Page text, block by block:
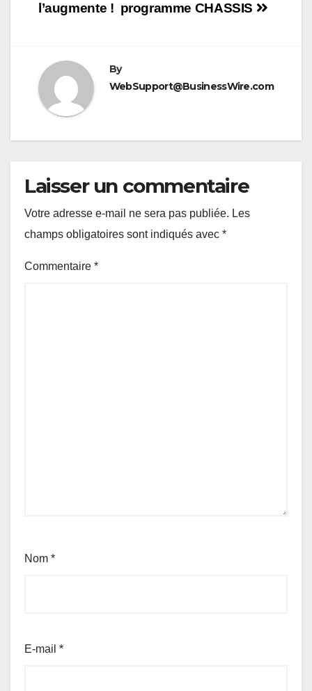
programme CHASSIS
l’augmente !
By
WebSupport@BusinessWire.com
Laisser un commentaire
Votre adresse e-mail ne sera pas publiée. Les
champs obligatoires sont indiqués avec *
Commentaire *
Nom *
E-mail *